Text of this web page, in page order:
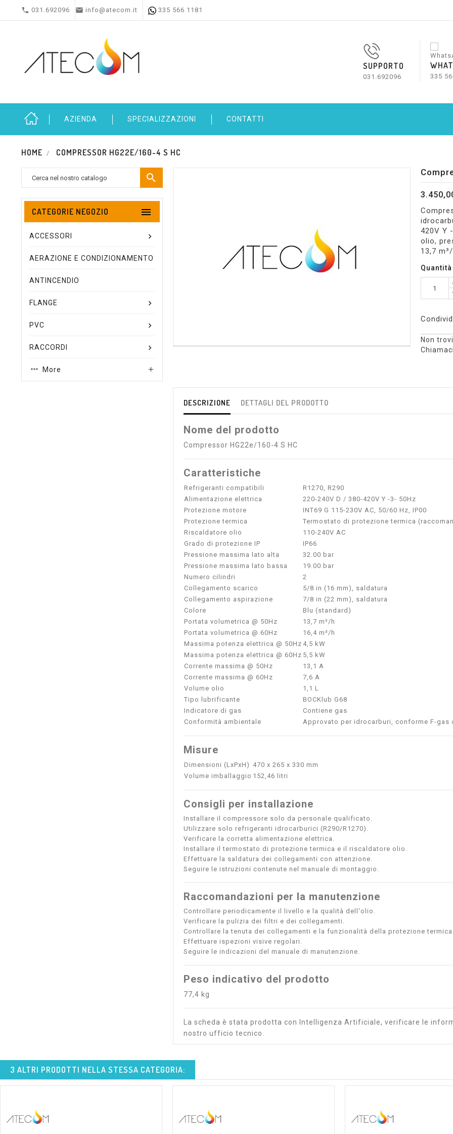
 031.692096  info@atecom.it 335 566 1181
SUPPORTO
031.692096 335
AZIENDA SPECIALIZZAZIONI CONTATTI
HOME COMPRESSOR HG22E/160-4 S HC

CATEGORIE NEGOZIO 
ACCESSORI
AERAZIONE E CONDIZIONAMENTO
ANTINCENDIO
FLANGE
PVC
RACCORDI
More 
420V Y
olio,
13,7
Quantità
Non
DESCRIZIONE DETTAGLI DEL PRODOTTO
Nome del prodotto
Compressor HG22e/160-4 S HC
Caratteristiche
Refrigeranti compatibili
R1270, R290
Alimentazione elettrica
220-240V D / 380-420V Y -3- 50Hz
Protezione motore
INT69 G 115-230V AC, 50/60 Hz, IP00
Protezione termica
Termostato di protezione termica
Riscaldatore olio
110-240V AC
Grado di protezione IP
IP66
Pressione massima lato alta
32.00 bar
Pressione massima lato bassa
19.00 bar
Numero cilindri
2
Collegamento scarico
5/8 in (16 mm), saldatura
Collegamento aspirazione
7/8 in (22 mm), saldatura
Colore
Blu (standard)
Portata volumetrica @ 50Hz
13,7 m³/h
Portata volumetrica @ 60Hz
16,4 m³/h
Massima potenza elettrica @ 50Hz 4,5 kW
Massima potenza elettrica @ 60Hz 5,5 kW
Corrente massima @ 50Hz
13,1 A
Corrente massima @ 60Hz
7,6 A
Volume olio
1,1 L
Tipo lubrificante
BOCKlub G68
Indicatore di gas
Contiene gas
Conformità ambientale
Approvato per idrocarburi, conforme F-gas
Misure
Dimensioni (LxPxH) 470 x 265 x 330 mm
Volume imballaggio 152,46 litri
Consigli per installazione
Installare il compressore solo da personale qualificato.
Utilizzare solo refrigeranti idrocarburici (R290/R1270).
Verificare la corretta alimentazione elettrica.
Installare il termostato di protezione termica e il riscaldatore olio.
Effettuare la saldatura dei collegamenti con attenzione.
Seguire le istruzioni contenute nel manuale di montaggio.
Raccomandazioni per la manutenzione
Controllare periodicamente il livello e la qualità dell'olio.
Verificare la pulizia dei filtri e dei collegamenti.
Controllare la tenuta dei collegamenti e la funzionalità della protezione
Effettuare ispezioni visive regolari.
Seguire le indicazioni del manuale di manutenzione.
Peso indicativo del prodotto
77,4 kg
La scheda è stata prodotta con Intelligenza Artificiale, verificare le
nostro ufficio tecnico.
3 ALTRI PRODOTTI NELLA STESSA CATEGORIA: